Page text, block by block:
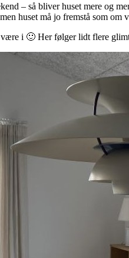
– så bliver huset mere og
huset må jo fremstå som om
være i 🙂 Her følger lidt flere